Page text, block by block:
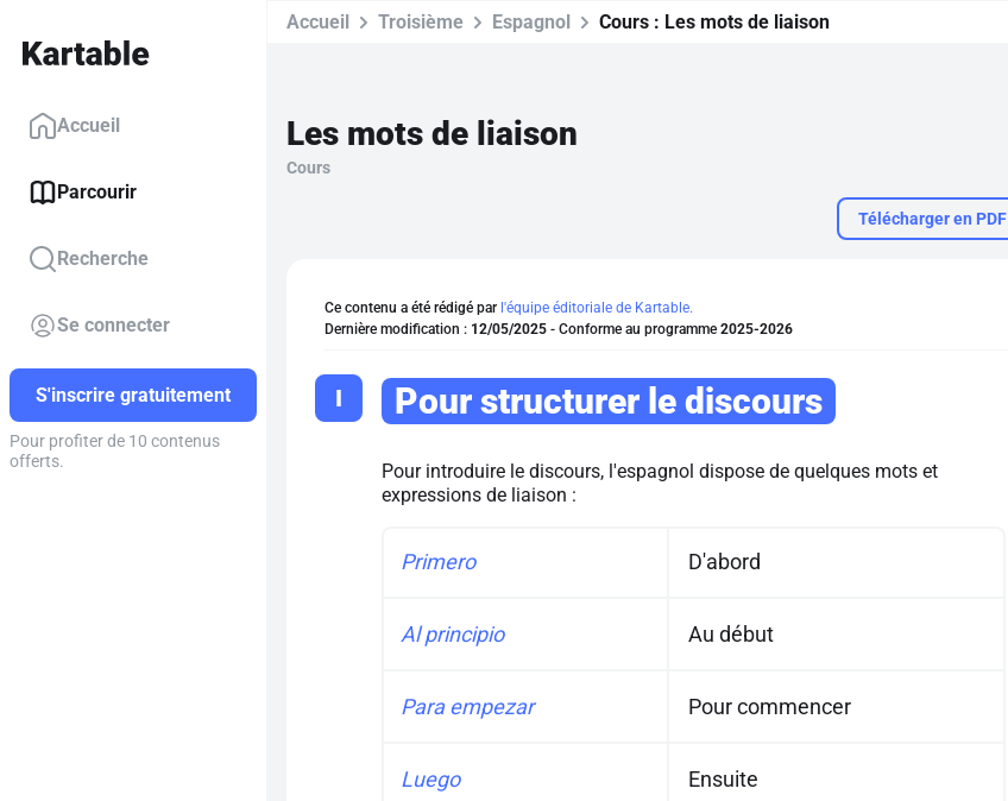
Accueil
Parcourir
Recherche
Se connecter
S'inscrire gratuitement
Pour profiter de 10 contenus
offerts.
Accueil Troisième Espagnol Cours : Les mots de liaison
Les mots de liaison
Cours
Télécharger en PDF
Ce contenu a été rédigé par l'équipe éditoriale de Kartable.
Dernière modification : 12/05/2025 - Conforme au programme 2025-2026
I Pour structurer le discours
Pour introduire le discours, l'espagnol dispose de quelques mots et
expressions de liaison :
Primero D'abord
Al principio Au début
Para empezar Pour commencer
Luego Ensuite